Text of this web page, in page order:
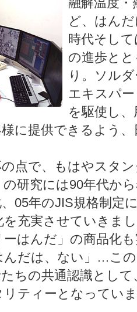
融解温度・
ど、はん
時代そし
の進歩と
り。ソル
エキスパ
を駆使し
に提供できるよう
点で、もはやスタ
研究には90年代か
05年のJIS規格制定
を充実させていきま
ーはんだ」の商品化
んだは、ない」…こ
ちの共通認識とし
ティーとなってい